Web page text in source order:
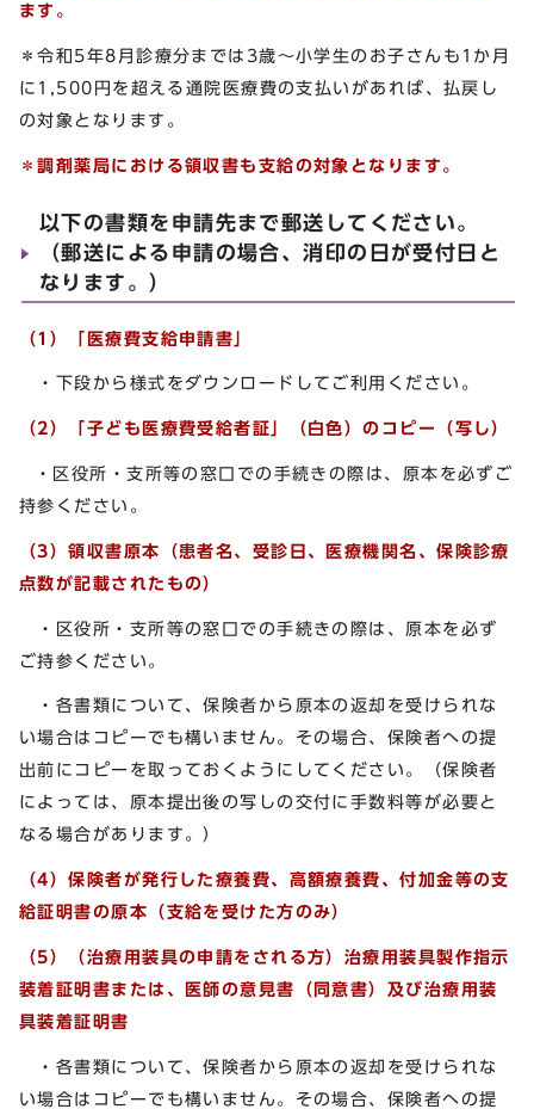
ます。
＊令和5年8月診療分までは3歳～小学生のお子さんも1か月
に1,500円を超える通院医療費の支払いがあれば、払戻し
の対象となります。
＊調剤薬局における領収書も支給の対象となります。
以下の書類を申請先まで郵送してください。
（郵送による申請の場合、消印の日が受付日と
なります。）
（1）「医療費支給申請書」
・下段から様式をダウンロードしてご利用ください。
（2）「子ども医療費受給者証」（白色）の コピー （ 写し ）
・区役所・支所等の窓口での手続きの際は、原本を必ずご
持参ください。
（3）領収書原本（患者名、受診日、医療機関名、保険診療
点数が記載されたもの）
・区役所・支所等の窓口での手続きの際は、原本を必ず
ご持参ください。
・各書類について、保険者から原本の返却を受けられな
い場合はコピーでも構いません。その場合、保険者への提
出前にコピーを取っておくようにしてください。（保険者
によっては、原本提出後の写しの交付に手数料等が必要と
なる場合があります。）
（4）保険者が発行した療養費、高額療養費、付加金等の支
給証明書の原本（支給を受けた方のみ）
（5）（治療用装具の申請をされる方）治療用装具製作指示
装着証明書または、医師の意見書（同意書）及び治療用装
具装着証明書
・各書類について、保険者から原本の返却を受けられな
い場合はコピーでも構いません。その場合、保険者への提